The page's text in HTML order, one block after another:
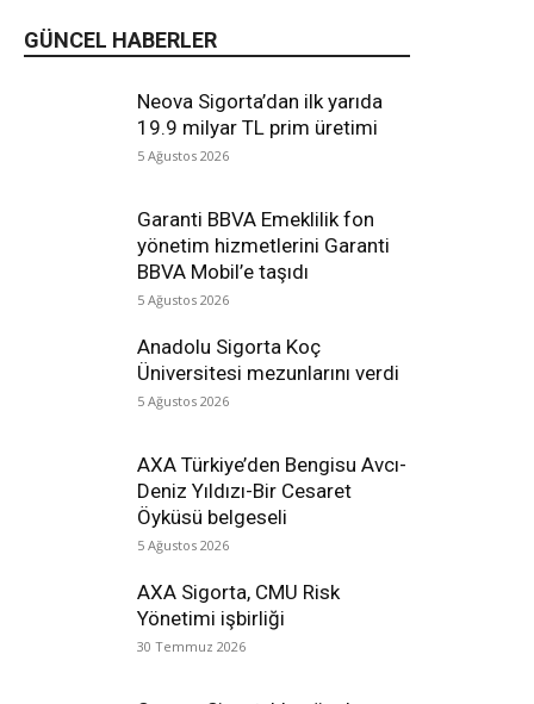
GÜNCEL HABERLER
Neova Sigorta’dan ilk yarıda
19.9 milyar TL prim üretimi
5 Ağustos 2026
Garanti BBVA Emeklilik fon
yönetim hizmetlerini Garanti
BBVA Mobil’e taşıdı
5 Ağustos 2026
Anadolu Sigorta Koç
Üniversitesi mezunlarını verdi
5 Ağustos 2026
AXA Türkiye’den Bengisu Avcı-
Deniz Yıldızı-Bir Cesaret
Öyküsü belgeseli
5 Ağustos 2026
AXA Sigorta, CMU Risk
Yönetimi işbirliği
30 Temmuz 2026